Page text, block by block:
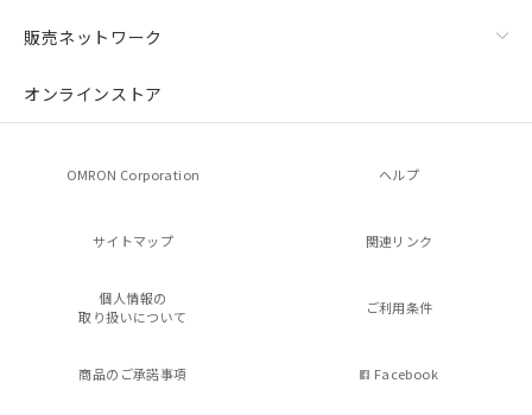
販売ネットワーク
オンラインストア
OMRON Corporation ヘルプ
サイトマップ 関連リンク
個人情報の
取り扱いについて
ご利用条件
商品のご承諾事項 Facebook